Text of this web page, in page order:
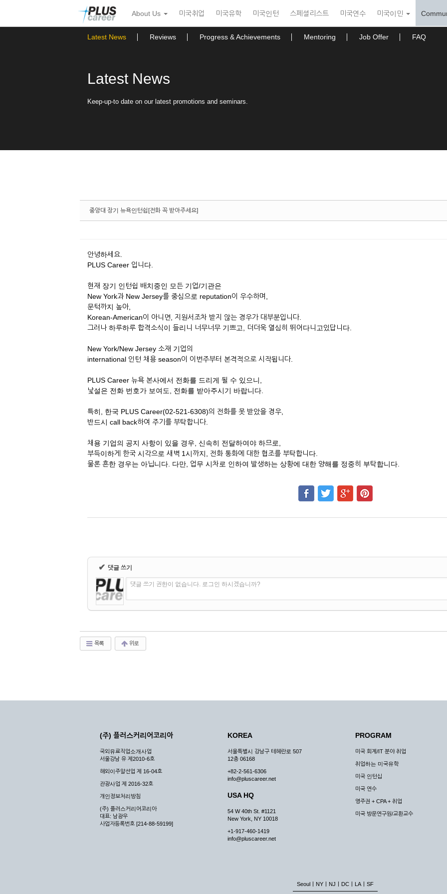
뉴
토
About Us 미국취업 미국유학 미국인턴 스페셜리스트 미국연수 미국이민
Latest News Reviews Progress & Achievements Mentoring Job Offer FAQ
Latest News
Keep-up-to date on our latest promotions and seminars.
중앙대 장기 뉴욕인턴쉽[전화 꼭 받아주세요]
안녕하세요.
PLUS Career 입니다.
현재 장기 인턴쉽 배치중인 모든 기업/기관은
New York과 New Jersey를 중심으로 reputation이 우수하며,
문턱까지 높아,
Korean-American이 아니면, 지원서조차 받지 않는 경우가 대부분입니다.
그러나 하루하루 합격소식이 들리니 너무너무 기쁘고, 더더욱 열심히 뛰어다니고있답니다.
New York/New Jersey 소재 기업의
international 인턴 채용 season이 이번주부터 본격적으로 시작됩니다.
PLUS Career 뉴욕 본사에서 전화를 드리게 될 수 있으니,
낯설은 전화 번호가 보여도, 전화를 받아주시기 바랍니다.
특히, 한국 PLUS Career(02-521-6308)의 전화를 못 받았을 경우,
반드시 call back하여 주기를 부탁합니다.
채용 기업의 공지 사항이 있을 경우, 신속히 전달하여야 하므로,
부득이하게 한국 시각으로 새벽 1시까지, 전화 통화에 대한 협조를 부탁합니다.
물론 흔한 경우는 아닙니다. 다만, 업무 시차로 인하여 발생하는 상황에 대한 양해를 정중히 부탁합니다.
✔ 댓글 쓰기
댓글 쓰기 권한이 없습니다. 로그인 하시겠습니까?
목록 위로
(주) 플러스커리어코리아
국외유료직업소개사업
서울강남 유 제2010-6호
해외이주알선업 제 16-04호
관광사업 제 2016-32호
개인정보처리방침
(주) 플러스커리어코리아
대표: 남광우
사업자등록번호 [214-88-59199]
KOREA
서울특별시 강남구 테헤란로 507
12층 06168
+82-2-561-6306
info@pluscareer.net
USA HQ
54 W 40th St. #1121
New York, NY 10018
+1-917-460-1419
info@pluscareer.net
PROGRAM
미국 회계/IT 분야 취업
취업하는 미국유학
미국 인턴십
미국 연수
영주권 + CPA + 취업
미국 방문연구원/교환교수
Seoul NY NJ DC LA SF